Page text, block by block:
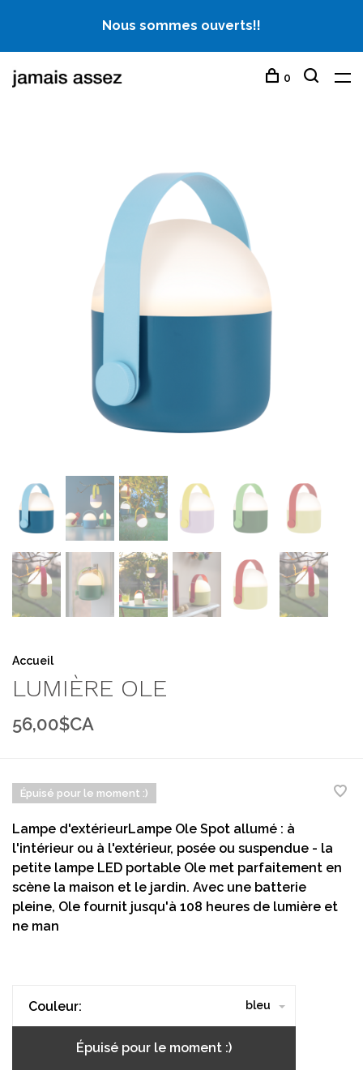
Nous sommes ouverts!!
0
Accueil
LUMIÈRE OLE
56,00$CA
Épuisé pour le moment :)
Lampe d'extérieurLampe Ole Spot allumé : à
l'intérieur ou à l'extérieur, posée ou suspendue - la
petite lampe LED portable Ole met parfaitement en
scène la maison et le jardin. Avec une batterie
pleine, Ole fournit jusqu'à 108 heures de lumière et
ne man
Couleur: bleu
Épuisé pour le moment :)